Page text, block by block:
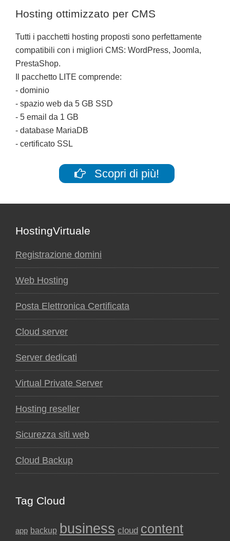
Hosting ottimizzato per CMS
Tutti i pacchetti hosting proposti sono perfettamente
compatibili con i migliori CMS: WordPress, Joomla,
PrestaShop.
Il pacchetto LITE comprende:
- dominio
- spazio web da 5 GB SSD
- 5 email da 1 GB
- database MariaDB
- certificato SSL
Scopri di più!
Footer
HostingVirtuale
Registrazione domini
Web Hosting
Posta Elettronica Certificata
Cloud server
Server dedicati
Virtual Private Server
Hosting reseller
Sicurezza siti web
Cloud Backup
Tag Cloud
app backup business cloud content